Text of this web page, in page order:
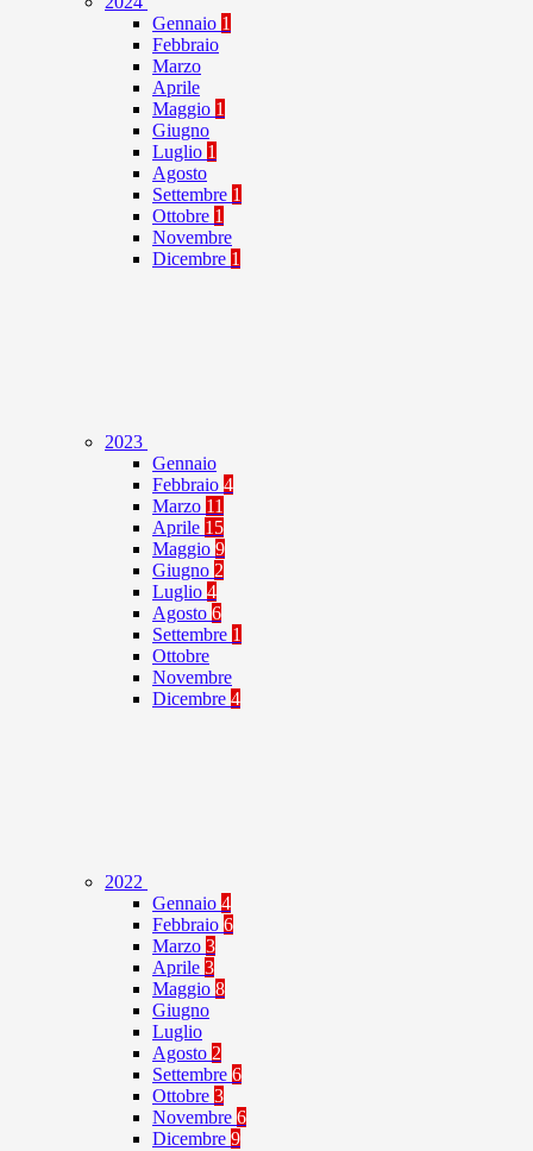
Gennaio 1
Febbraio
Marzo
Aprile
Maggio 1
Giugno
Luglio 1
Agosto
Settembre 1
Ottobre 1
Novembre
Dicembre 1
2023
Gennaio
Febbraio 4
Marzo 11
Aprile 15
Maggio 9
Giugno 2
Luglio 4
Agosto 6
Settembre 1
Ottobre
Novembre
Dicembre 4
2022
Gennaio 4
Febbraio 6
Marzo 3
Aprile 3
Maggio 8
Giugno
Luglio
Agosto 2
Settembre 6
Ottobre 3
Novembre 6
Dicembre 9